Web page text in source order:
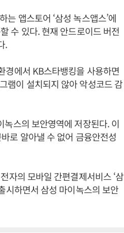
앱스토어 ‘삼성 녹스앱스’에
수 있다. 현재 안드로이드 버전
.
경에서 KB스타뱅킹을 사용하면
램이 설치되지 않아 악성코드 감
스의 보안영역에 저장된다. 이
로 알아낼 수 없어 금융안전성
자의 모바일 간편결제서비스 ‘삼
시하면서 삼성 마이녹스의 보안